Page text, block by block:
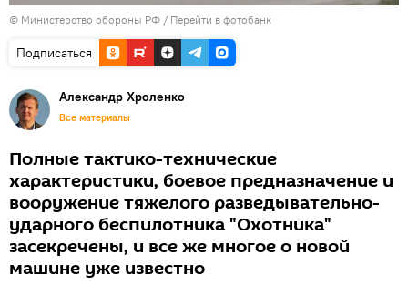
© Министерство обороны РФ / Перейти в фотобанк
Подписаться
Александр Хроленко
Все материалы
Полные тактико-технические
характеристики, боевое предназначение и
вооружение тяжелого разведывательно-
ударного беспилотника "Охотника"
засекречены, и все же многое о новой
машине уже известно